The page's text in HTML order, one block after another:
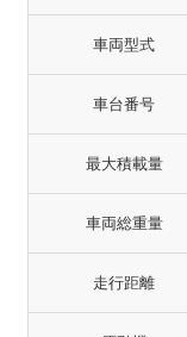
車両型式
車台番号
最大積載量
車両総重量
走行距離